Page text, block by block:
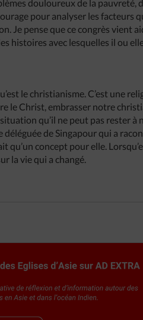
douloureux de la pauvreté,
pour analyser les facteurs
Je pense que ce congrès vient
avec lesquelles il ou elle
le christianisme. C’est une
le Christ, embrasser notre
qu’il ne peut pas rester à
déléguée de Singapour qui a
qu’un concept pour elle.
la vie qui a changé.